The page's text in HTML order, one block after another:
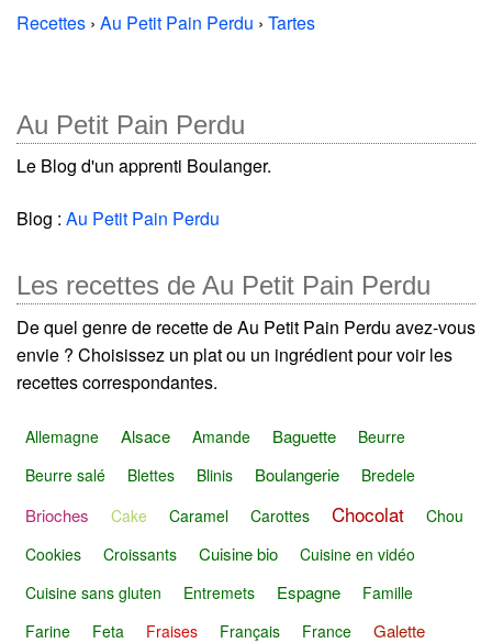
Recettes › Au Petit Pain Perdu › Tartes
Au Petit Pain Perdu
Le Blog d'un apprenti Boulanger.
Blog : Au Petit Pain Perdu
Les recettes de Au Petit Pain Perdu
De quel genre de recette de Au Petit Pain Perdu avez-vous
envie ? Choisissez un plat ou un ingrédient pour voir les
recettes correspondantes.
Allemagne Alsace Amande Baguette
Beurre
Beurre salé
Blettes Blinis Boulangerie Bredele
Brioches Cake Caramel Carottes Chocolat
Chou
Cookies
Croissants Cuisine bio
Cuisine en vidéo
Cuisine sans gluten
Entremets Espagne
Famille
Farine
Feta Fraises Français France Galette